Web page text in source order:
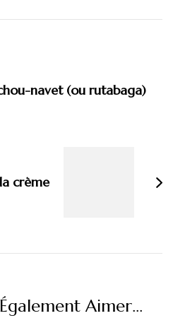
navet (ou rutabaga)
crème
Aimer...